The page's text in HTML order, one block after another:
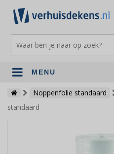
MENU
Verhuisdekens
Opslagdekens
Noppenfolie standaard
standaard